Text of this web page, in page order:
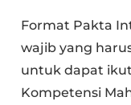
Format Pakta
wajib yang
untuk dapat
Kompetensi